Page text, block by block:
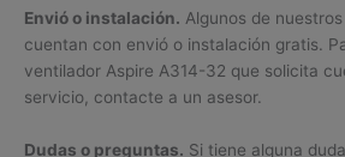
Envió o instalación. Algunos de
cuentan con envió o instalación gratis.
ventilador Aspire A314-32 que solicita
servicio, contacte a un asesor.
Dudas o preguntas. Si tiene alguna